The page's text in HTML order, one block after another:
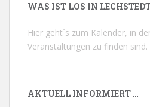
WAS IST LOS IN
Hier geht´s zum Kalender, in
Veranstaltungen zu finden sind.
AKTUELL INFORMIERT …